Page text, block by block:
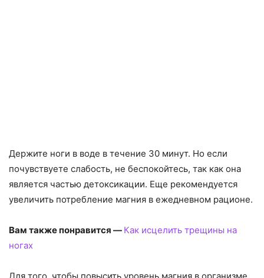
Держите ноги в воде в течение 30 минут. Но если
почувствуете слабость, не беспокойтесь, так как она
является частью детоксикации. Еще рекомендуется
увеличить потребление магния в ежедневном рационе.
Вам также понравится — Как исцелить трещины на
ногах